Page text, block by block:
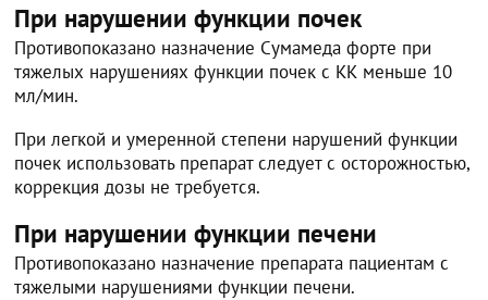
При нарушении функции почек
Противопоказано назначение Сумамеда форте при
тяжелых нарушениях функции почек с КК меньше 10
мл/мин.
При легкой и умеренной степени нарушений функции
почек использовать препарат следует с осторожностью,
коррекция дозы не требуется.
При нарушении функции печени
Противопоказано назначение препарата пациентам с
тяжелыми нарушениями функции печени.